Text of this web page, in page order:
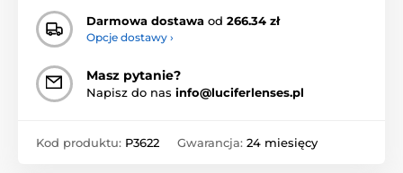
Darmowa dostawa od 266.34 zł
Opcje dostawy ›
Masz pytanie?
Napisz do nas info@luciferlenses.pl
Kod produktu: P3622 Gwarancja: 24 miesięcy